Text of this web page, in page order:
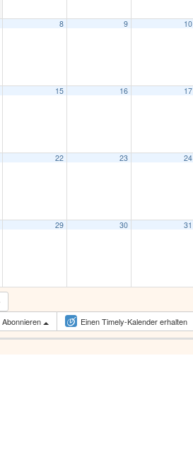
8 9 10
15 16 17
22 23 24
29 30 31
Abonnieren
Einen Timely-Kalender erhalten